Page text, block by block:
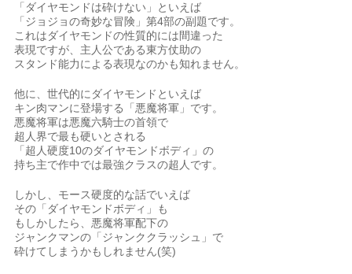
「ダイヤモンドは砕けない」といえば
「ジョジョの奇妙な冒険」第4部の副題です。
これはダイヤモンドの性質的には間違った
表現ですが、主人公である東方仗助の
スタンド能力による表現なのかも知れません。
他に、世代的にダイヤモンドといえば
キン肉マンに登場する「悪魔将軍」です。
悪魔将軍は悪魔六騎士の首領で
超人界で最も硬いとされる
「超人硬度10のダイヤモンドボディ」の
持ち主で作中では最強クラスの超人です。
しかし、モース硬度的な話でいえば
その「ダイヤモンドボディ」も
もしかしたら、悪魔将軍配下の
ジャンクマンの「ジャンククラッシュ」で
砕けてしまうかもしれません(笑)